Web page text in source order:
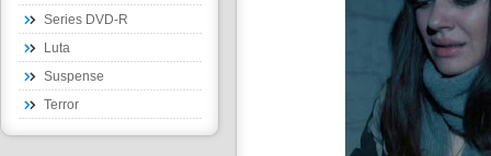
Series DVD-R
Luta
Suspense
Terror